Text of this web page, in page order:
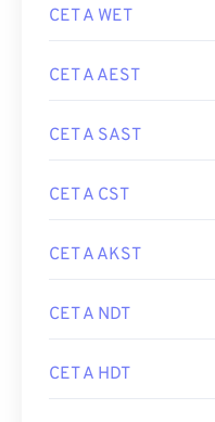
CET A WET
CET A AEST
CET A SAST
CET A CST
CET A AKST
CET A NDT
CET A HDT